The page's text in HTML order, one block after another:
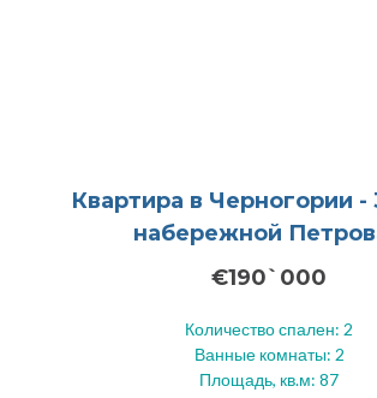
Квартира в Черногории -
набережной
€190`000
Количество спален: 2
Ванные комнаты: 2
Площадь, кв.м: 87